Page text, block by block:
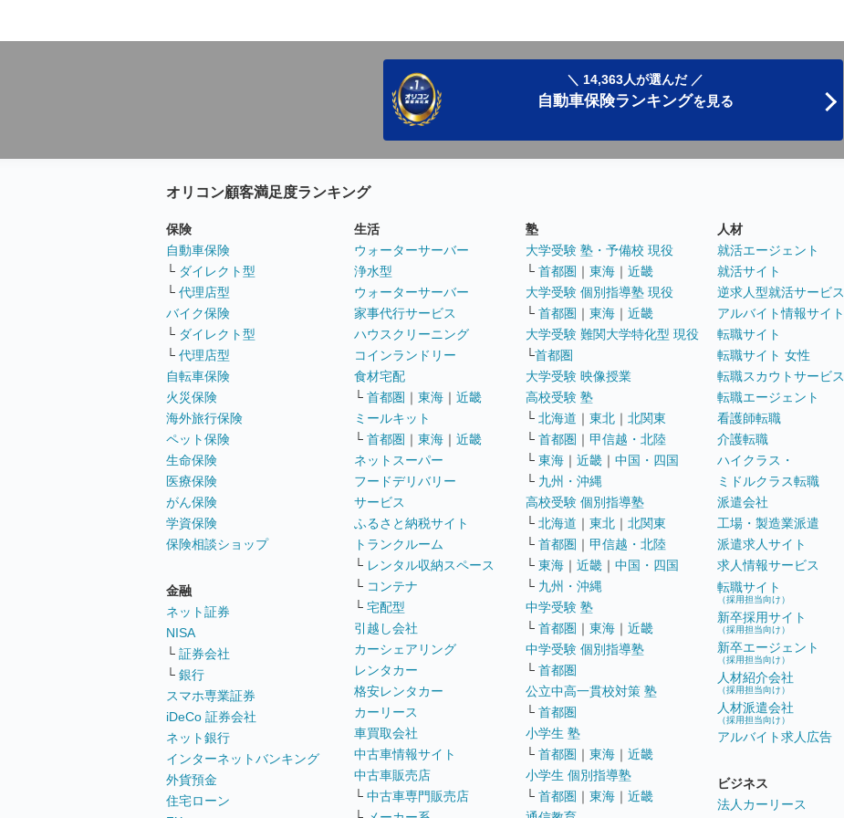
＼ 14,363人が選んだ ／
自動車保険ランキングを見る
オリコン顧客満足度ランキング
保険
自動車保険
└ ダイレクト型
└ 代理店型
バイク保険
└ ダイレクト型
└ 代理店型
自転車保険
火災保険
海外旅行保険
ペット保険
生命保険
医療保険
がん保険
学資保険
保険相談ショップ
金融
ネット証券
NISA
└ 証券会社
└ 銀行
スマホ専業証券
iDeCo 証券会社
ネット銀行
インターネットバンキング
外貨預金
住宅ローン
生活
ウォーターサーバー
浄水型
ウォーターサーバー
家事代行サービス
ハウスクリーニング
コインランドリー
食材宅配
└ 首都圏 ｜ 東海 ｜ 近畿
ミールキット
└ 首都圏 ｜ 東海 ｜ 近畿
ネットスーパー
フードデリバリー
サービス
ふるさと納税サイト
トランクルーム
└ レンタル収納スペース
└ コンテナ
└ 宅配型
引越し会社
カーシェアリング
レンタカー
格安レンタカー
カーリース
車買取会社
中古車情報サイト
中古車販売店
└ 中古車専門販売店
塾
大学受験 塾・予備校 現役
└ 首都圏 ｜ 東海 ｜ 近畿
大学受験 個別指導塾 現役
└ 首都圏 ｜ 東海 ｜ 近畿
大学受験 難関大学特化型 現役
└首都圏
大学受験 映像授業
高校受験 塾
└ 北海道 ｜ 東北 ｜ 北関東
└ 首都圏 ｜ 甲信越・北陸
└ 東海 ｜ 近畿 ｜ 中国・四国
└ 九州・沖縄
高校受験 個別指導塾
└ 北海道 ｜ 東北 ｜ 北関東
└ 首都圏 ｜ 甲信越・北陸
└ 東海 ｜ 近畿 ｜ 中国・四国
└ 九州・沖縄
中学受験 塾
└ 首都圏 ｜ 東海 ｜ 近畿
中学受験 個別指導塾
└ 首都圏
公立中高一貫校対策 塾
└ 首都圏
小学生 塾
└ 首都圏 ｜ 東海 ｜ 近畿
小学生 個別指導塾
└ 首都圏 ｜ 東海 ｜ 近畿
人材
就活エージェント
就活サイト
逆求人型就活サービス
アルバイト情報サイト
転職サイト
転職サイト 女性
転職スカウトサービス
転職エージェント
看護師転職
介護転職
ハイクラス・
ミドルクラス転職
派遣会社
工場・製造業派遣
派遣求人サイト
求人情報サービス
転職サイト
（採用担当向け）
新卒採用サイト
（採用担当向け）
新卒エージェント
（採用担当向け）
人材紹介会社
（採用担当向け）
人材派遣会社
（採用担当向け）
アルバイト求人広告
ビジネス
法人カーリース